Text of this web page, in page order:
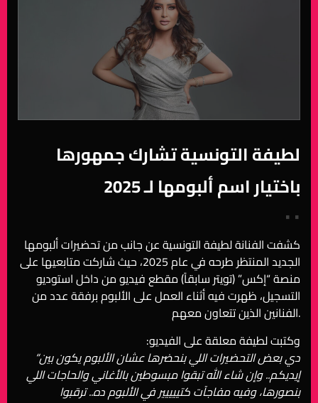
لطيفة التونسية تشارك جمهورها
باختيار اسم ألبومها لـ 2025
• •
كشفت الفنانة لطيفة التونسية عن جانب من تحضيرات ألبومها
الجديد المنتظر طرحه في عام 2025، حيث شاركت متابعيها على
منصة “إكس” (تويتر سابقاً) مقطع فيديو من داخل استوديو
التسجيل، ظهرت فيه أثناء العمل على الألبوم برفقة عدد من
الفنانين الذين تتعاون معهم.
:وكتبت لطيفة معلقة على الفيديو
“دي بعض التحضيرات اللي بنحضرها عشان الألبوم يكون بين
إيديكم.. وإن شاء الله تبقوا مبسوطين بالأغاني والحاجات اللي
بنصورها، وفيه مفاجآت كتييييير في الألبوم ده.. ترقبوا